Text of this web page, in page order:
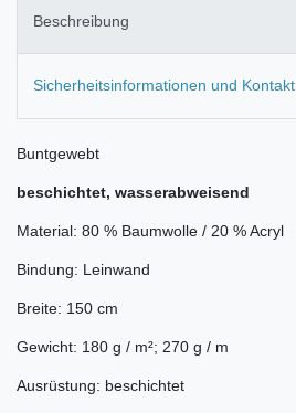
Beschreibung
Sicherheitsinformationen und Kontakt
Buntgewebt
beschichtet, wasserabweisend
Material: 80 % Baumwolle / 20 % Acryl
Bindung: Leinwand
Breite: 150 cm
Gewicht: 180 g / m²; 270 g / m
Ausrüstung: beschichtet